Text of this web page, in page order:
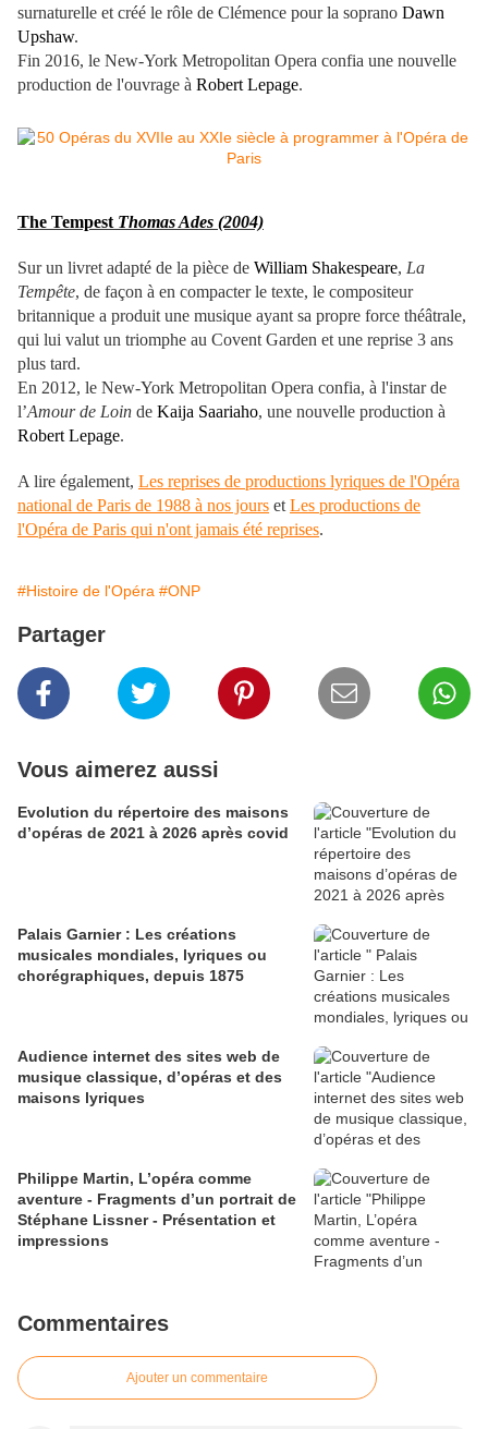
surnaturelle et créé le rôle de Clémence pour la soprano Dawn
Upshaw.
Fin 2016, le New-York Metropolitan Opera confia une nouvelle
production de l'ouvrage à Robert Lepage.
The Tempest Thomas Ades (2004)
Sur un livret adapté de la pièce de William Shakespeare, La
Tempête, de façon à en compacter le texte, le compositeur
britannique a produit une musique ayant sa propre force théâtrale,
qui lui valut un triomphe au Covent Garden et une reprise 3 ans
plus tard.
En 2012, le New-York Metropolitan Opera confia, à l'instar de
l’Amour de Loin de Kaija Saariaho, une nouvelle production à
Robert Lepage.
A lire également, Les reprises de productions lyriques de l'Opéra
national de Paris de 1988 à nos jours et Les productions de
l'Opéra de Paris qui n'ont jamais été reprises.
#Histoire de l'Opéra #ONP
Partager
Vous aimerez aussi
Evolution du répertoire des maisons
d’opéras de 2021 à 2026 après covid
Palais Garnier : Les créations
musicales mondiales, lyriques ou
chorégraphiques, depuis 1875
Audience internet des sites web de
musique classique, d’opéras et des
maisons lyriques
Philippe Martin, L’opéra comme
aventure - Fragments d’un portrait de
Stéphane Lissner - Présentation et
impressions
Commentaires
Ajouter un commentaire